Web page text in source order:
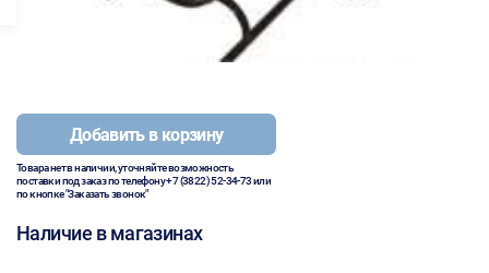
Добавить в корзину
Товара нет в наличии, уточняйте возможность
поставки под заказ по телефону+7 (3822) 52-34-73или
по кнопке "Заказать звонок"
Наличие в магазинах